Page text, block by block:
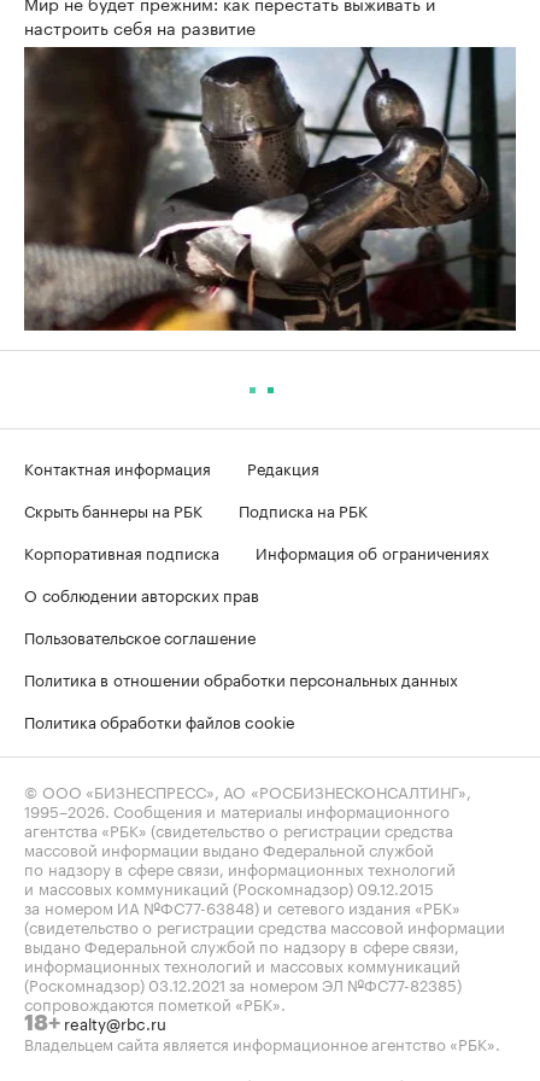
настроить себя на развитие
Контактная информация
Редакция
Скрыть баннеры на РБК
Подписка на РБК
Корпоративная подписка
Информация об ограничениях
О соблюдении авторских прав
Пользовательское соглашение
Политика в отношении обработки персональных данных
Политика обработки файлов cookie
© ООО «БИЗНЕСПРЕСС», АО «РОСБИЗНЕСКОНСАЛТИНГ»,
1995–2026. Сообщения и материалы информационного
агентства «РБК» (свидетельство о регистрации средства
массовой информации выдано Федеральной службой
по надзору в сфере связи, информационных технологий
и массовых коммуникаций (Роскомнадзор) 09.12.2015
за номером ИА №ФС77-63848) и сетевого издания «РБК»
(свидетельство о регистрации средства массовой информации
выдано Федеральной службой по надзору в сфере связи,
информационных технологий и массовых коммуникаций
(Роскомнадзор) 03.12.2021 за номером ЭЛ №ФС77-82385)
сопровождаются пометкой «РБК».
18+ realty@rbc.ru
Владельцем сайта является информационное агентство «РБК».